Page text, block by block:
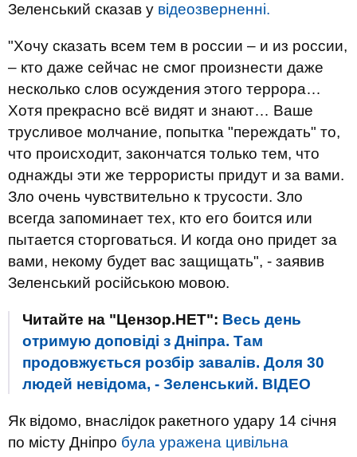
Зеленський сказав у відеозверненні.
"Хочу сказать всем тем в россии – и из россии,
– кто даже сейчас не смог произнести даже
несколько слов осуждения этого террора…
Хотя прекрасно всё видят и знают… Ваше
трусливое молчание, попытка "переждать" то,
что происходит, закончатся только тем, что
однажды эти же террористы придут и за вами.
Зло очень чувствительно к трусости. Зло
всегда запоминает тех, кто его боится или
пытается сторговаться. И когда оно придет за
вами, некому будет вас защищать", - заявив
Зеленський російською мовою.
Читайте на "Цензор.НЕТ": Весь день
отримую доповіді з Дніпра. Там
продовжується розбір завалів. Доля 30
людей невідома, - Зеленський. ВIДЕО
Як відомо, внаслідок ракетного удару 14 січня
по місту Дніпро була уражена цивільна